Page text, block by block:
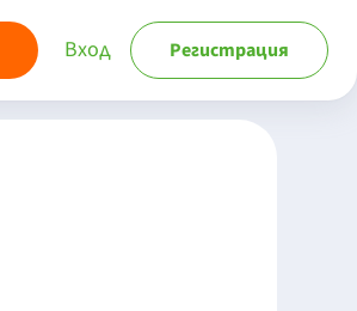
Вход Регистрация